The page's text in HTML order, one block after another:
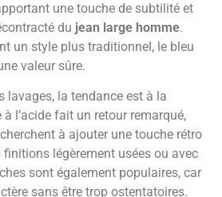
une touche de subtilité et
du jean large homme.
un style plus traditionnel, le bleu
valeur sûre.
lavages, la tendance est à la
l’acide fait un retour remarqué,
à ajouter une touche rétro
finitions légèrement usées ou avec
sont également populaires, car
sans être trop ostentatoires.